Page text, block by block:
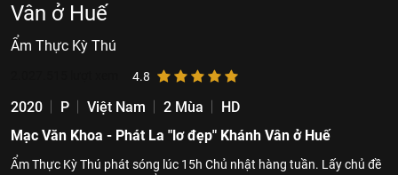
Vân ở Huế
Ẩm Thực Kỳ Thú
4.8
2020 P Việt Nam 2 Mùa
HD
Mạc Văn Khoa - Phát La "lơ đẹp" Khánh Vân ở Huế
Ẩm Thực Kỳ Thú phát sóng lúc 15h Chủ nhật hàng tuần. Lấy chủ đề